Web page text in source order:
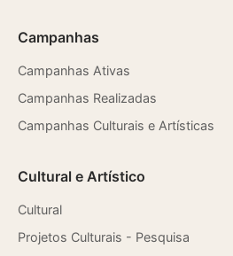
Campanhas
Campanhas Ativas
Campanhas Realizadas
Campanhas Culturais e Artísticas
Cultural e Artístico
Cultural
Projetos Culturais - Pesquisa